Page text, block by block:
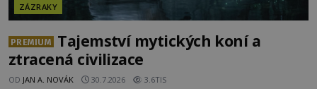
ZÁZRAKY
PREMIUM
Tajemství mytických koní a
ztracená civilizace
OD JAN A. NOVÁK 30.7.2026 3.6TIS